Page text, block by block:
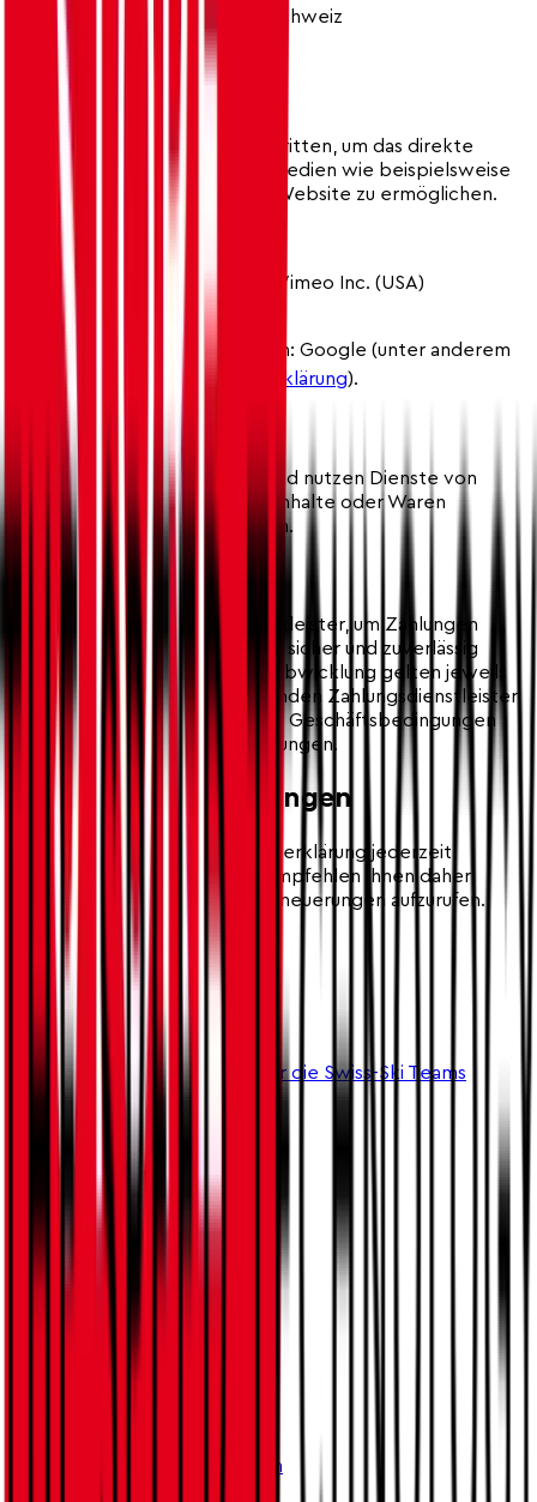
Nutzer im EWR und in der Schweiz
Datenschutzerklärung
10.1 Audiovisuelle Medien
Wir verwenden Dienste von Dritten, um das direkte
Abspielen von audiovisuellen Medien wie beispielsweise
Musik oder Videos auf unserer Website zu ermöglichen.
Wir verwenden insbesondere:
Vimeo: Videos; Anbieterin: Vimeo Inc. (USA)
Datenschutzerklärung
YouTube: Videos; Anbieterin: Google (unter anderem
Datenschutzerklärung).
10.2 E-Commerce
Wir betreiben E-Commerce und nutzen Dienste von
Dritten, um Dienstleistungen, Inhalte oder Waren
erfolgreich anbieten zu können.
10.3 Zahlungen
Wir verwenden Zahlungsdienstleister, um Zahlungen
unserer Kundinnen und Kunden sicher und zuverlässig
abwickeln zu können. Für die Abwicklung gelten jeweils
die Bedingungen der betreffenden Zahlungsdienstleister
wie beispielsweise Allgemeine Geschäftsbedingungen
(AGB) oder Datenschutzerklärungen.
11. Schlussbestimmungen
Wir können diese Datenschutzerklärung jederzeit
anpassen und ergänzen. Wir empfehlen Ihnen daher,
unsere Website auf allfällige Erneuerungen aufzurufen.
August 2024
VERBANDSPARTNER
COMMUNITY-NEWSLETTER
Bleibe auf dem Laufenden über die Swiss-Ski Teams
Jetzt abonnieren
MAIN PARTNER
PREMIUM PARTNER
GUT ZU WISSEN
Über uns
Vorteile für Mitglieder
Hier kannst Du dich connecten